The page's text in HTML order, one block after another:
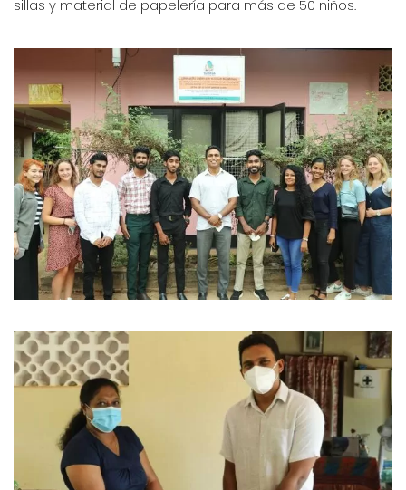
sillas y material de papelería para más de 50 niños.